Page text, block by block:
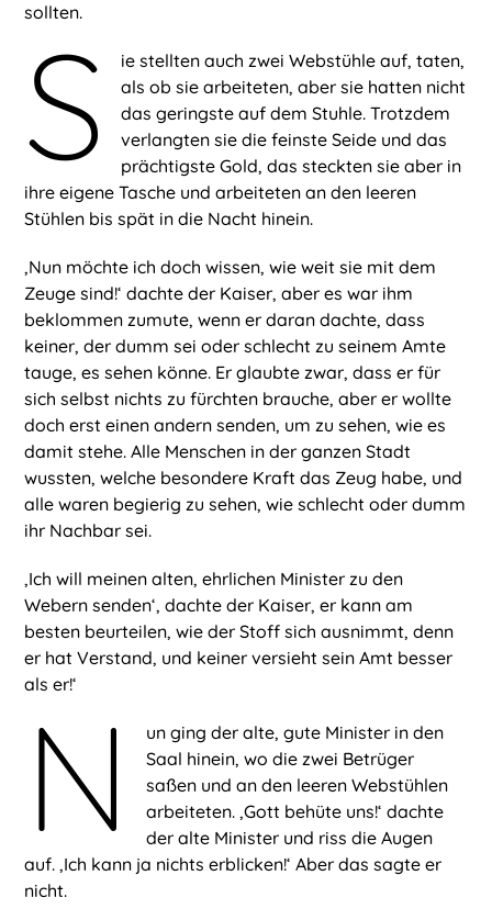
sollten.
S
ie stellten auch zwei Webstühle auf, taten,
als ob sie arbeiteten, aber sie hatten nicht
das geringste auf dem Stuhle. Trotzdem
verlangten sie die feinste Seide und das
prächtigste Gold, das steckten sie aber in
ihre eigene Tasche und arbeiteten an den leeren
Stühlen bis spät in die Nacht hinein.
‚Nun möchte ich doch wissen, wie weit sie mit dem
Zeuge sind!‘ dachte der Kaiser, aber es war ihm
beklommen zumute, wenn er daran dachte, dass
keiner, der dumm sei oder schlecht zu seinem Amte
tauge, es sehen könne. Er glaubte zwar, dass er für
sich selbst nichts zu fürchten brauche, aber er wollte
doch erst einen andern senden, um zu sehen, wie es
damit stehe. Alle Menschen in der ganzen Stadt
wussten, welche besondere Kraft das Zeug habe, und
alle waren begierig zu sehen, wie schlecht oder dumm
ihr Nachbar sei.
‚Ich will meinen alten, ehrlichen Minister zu den
Webern senden‘, dachte der Kaiser, er kann am
besten beurteilen, wie der Stoff sich ausnimmt, denn
er hat Verstand, und keiner versieht sein Amt besser
als er!‘
N
un ging der alte, gute Minister in den
Saal hinein, wo die zwei Betrüger
saßen und an den leeren Webstühlen
arbeiteten. ‚Gott behüte uns!‘ dachte
der alte Minister und riss die Augen
auf. ‚Ich kann ja nichts erblicken!‘ Aber das sagte er
nicht.